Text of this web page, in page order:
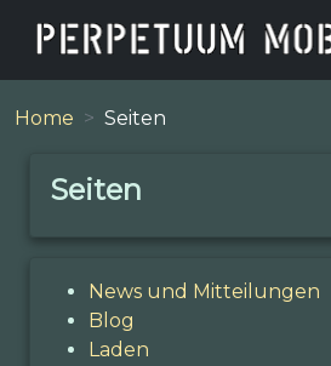
Home Seiten
Seiten
News und Mitteilungen
Blog
Laden